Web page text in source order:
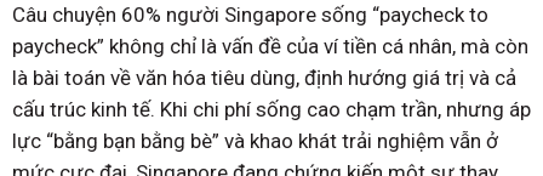
Câu chuyện 60% người Singapore sống “paycheck to
paycheck” không chỉ là vấn đề của ví tiền cá nhân, mà còn
là bài toán về văn hóa tiêu dùng, định hướng giá trị và cả
cấu trúc kinh tế. Khi chi phí sống cao chạm trần, nhưng áp
lực “bằng bạn bằng bè” và khao khát trải nghiệm vẫn ở